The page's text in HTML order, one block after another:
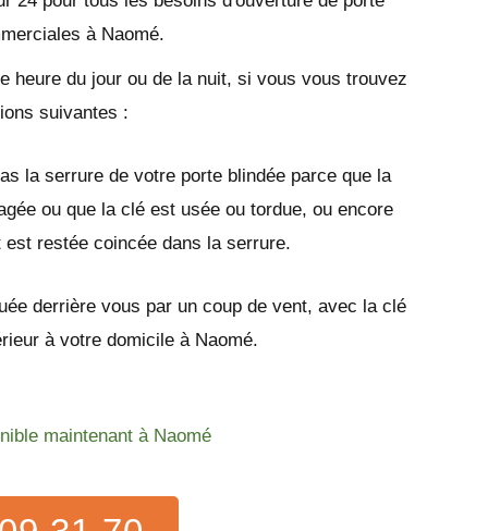
à Naomé.
heure du jour ou de la nuit, si vous vous trouvez
suivantes :
la serrure de votre porte blindée parce que la
ou que la clé est usée ou tordue, ou encore
restée coincée dans la serrure.
derrière vous par un coup de vent, avec la clé
à votre domicile à Naomé.
maintenant à Naomé